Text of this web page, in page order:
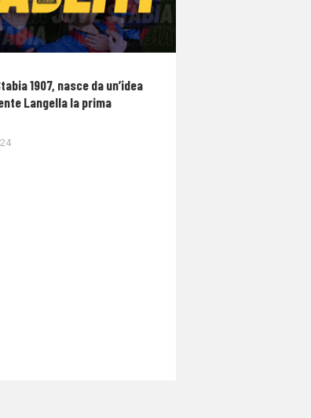
1907, nasce da un’idea
Langella la prima